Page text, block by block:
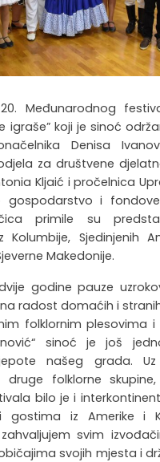
Međunarodnog
igraše” koji je sinoć
Denisa
za društvene
Kljaić i pročelnica
gospodarstvo i fondove
primile su
Kolumbije, Sjedinjenih
Makedonije.
godine pauze
radost domaćih i
folklornim plesovima i
sinoć je još
našeg grada.
druge folklorne
bilo je i
gostima iz Amerike i
svim
svojih mjesta i